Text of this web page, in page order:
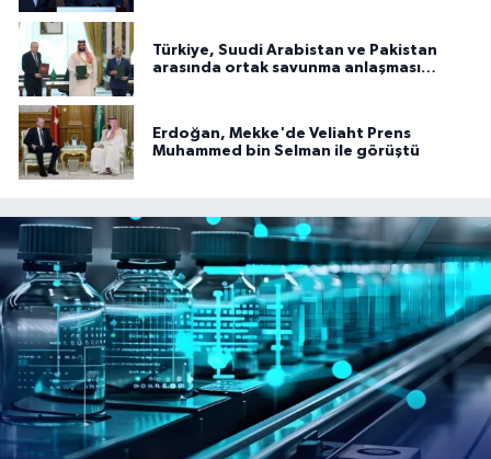
Türkiye, Suudi Arabistan ve Pakistan
arasında ortak savunma anlaşması
Erdoğan, Mekke'de Veliaht Prens
Muhammed bin Selman ile görüştü